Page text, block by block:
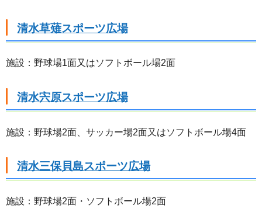
清水草薙スポーツ広場
施設：野球場1面又はソフトボール場2面
清水宍原スポーツ広場
施設：野球場2面、サッカー場2面又はソフトボール場4面
清水三保貝島スポーツ広場
施設：野球場2面・ソフトボール場2面